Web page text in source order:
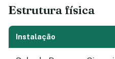
Estrutura física
Instalação